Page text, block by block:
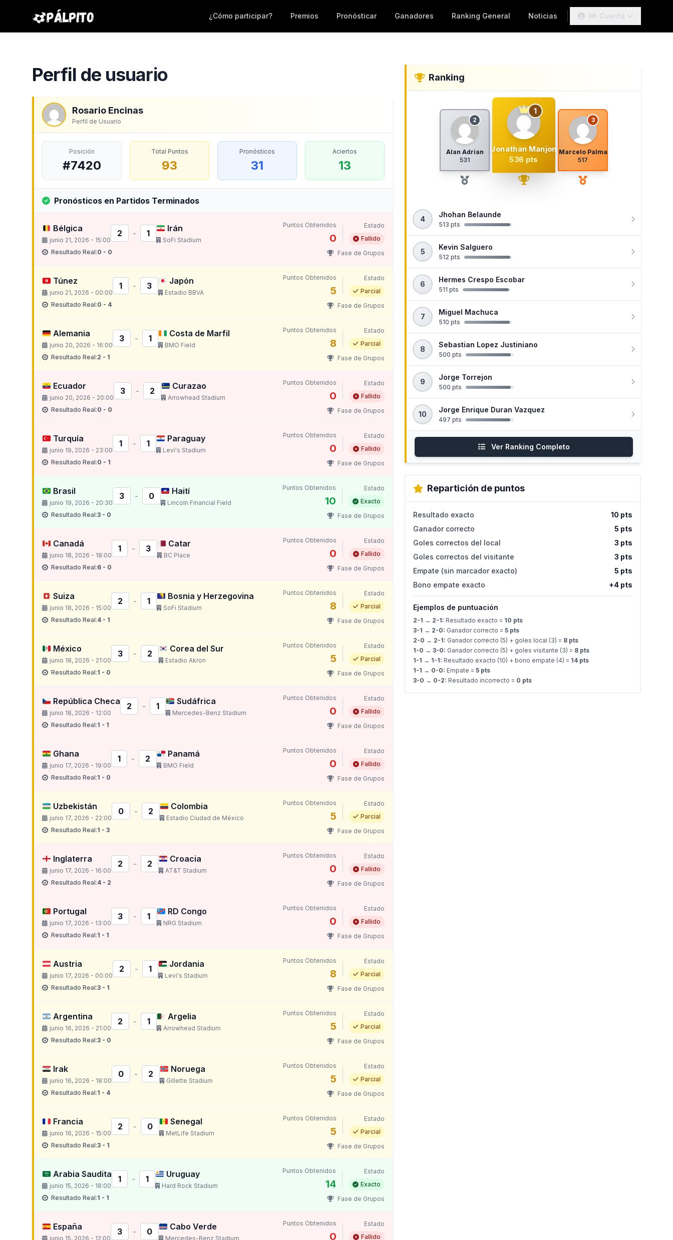
¿Cómo participar? Premios Pronósticar Ganadores Ranking General Noticias Mi Cuenta
Perfil de usuario
Rosario Encinas
Perfil de Usuario
Posición
#7420
Total Puntos
93
Pronósticos
31
Aciertos
13
Pronósticos en Partidos Terminados
Bélgica
junio 21, 2026 - 15:00
2 - 1 Irán
SoFi Stadium
Resultado Real:0 - 0
Puntos Obtenidos
0
Estado
Fallido
Fase de Grupos
Túnez
junio 21, 2026 - 00:00
1 - 3 Japón
Estadio BBVA
Resultado Real:0 - 4
Puntos Obtenidos
5
Estado
Parcial
Fase de Grupos
Alemania
junio 20, 2026 - 16:00
3 - 1 Costa de Marfil
BMO Field
Resultado Real:2 - 1
Puntos Obtenidos
8
Estado
Parcial
Fase de Grupos
Ecuador
junio 20, 2026 - 20:00
3 - 2 Curazao
Arrowhead Stadium
Resultado Real:0 - 0
Puntos Obtenidos
0
Estado
Fallido
Fase de Grupos
Turquía
junio 19, 2026 - 23:00
1 - 1 Paraguay
Levi's Stadium
Resultado Real:0 - 1
Puntos Obtenidos
0
Estado
Fallido
Fase de Grupos
Brasil
junio 19, 2026 - 20:30
3 - 0 Haití
Lincoln Financial Field
Resultado Real:3 - 0
Puntos Obtenidos
10
Estado
Exacto
Fase de Grupos
Canadá
junio 18, 2026 - 18:00
1 - 3 Catar
BC Place
Resultado Real:6 - 0
Puntos Obtenidos
0
Estado
Fallido
Fase de Grupos
Suiza
junio 18, 2026 - 15:00
2 - 1 Bosnia y Herzegovina
SoFi Stadium
Resultado Real:4 - 1
Puntos Obtenidos
8
Estado
Parcial
Fase de Grupos
México
junio 18, 2026 - 21:00
3 - 2 Corea del Sur
Estadio Akron
Resultado Real:1 - 0
Puntos Obtenidos
5
Estado
Parcial
Fase de Grupos
República Checa
junio 18, 2026 - 12:00
2 - 1 Sudáfrica
Mercedes-Benz Stadium
Resultado Real:1 - 1
Puntos Obtenidos
0
Estado
Fallido
Fase de Grupos
Ghana
junio 17, 2026 - 19:00
1 - 2 Panamá
BMO Field
Resultado Real:1 - 0
Puntos Obtenidos
0
Estado
Fallido
Fase de Grupos
Uzbekistán
junio 17, 2026 - 22:00
0 - 2 Colombia
Estadio Ciudad de México
Resultado Real:1 - 3
Puntos Obtenidos
5
Estado
Parcial
Fase de Grupos
Inglaterra
junio 17, 2026 - 16:00
2 - 2 Croacia
AT&T Stadium
Resultado Real:4 - 2
Puntos Obtenidos
0
Estado
Fallido
Fase de Grupos
Portugal
junio 17, 2026 - 13:00
3 - 1 RD Congo
NRG Stadium
Resultado Real:1 - 1
Puntos Obtenidos
0
Estado
Fallido
Fase de Grupos
Austria
junio 17, 2026 - 00:00
2 - 1 Jordania
Levi's Stadium
Resultado Real:3 - 1
Puntos Obtenidos
8
Estado
Parcial
Fase de Grupos
Argentina
junio 16, 2026 - 21:00
2 - 1 Argelia
Arrowhead Stadium
Resultado Real:3 - 0
Puntos Obtenidos
5
Estado
Parcial
Fase de Grupos
Irak
junio 16, 2026 - 18:00
0 - 2 Noruega
Gillette Stadium
Resultado Real:1 - 4
Puntos Obtenidos
5
Estado
Parcial
Fase de Grupos
Francia
junio 16, 2026 - 15:00
2 - 0 Senegal
MetLife Stadium
Resultado Real:3 - 1
Puntos Obtenidos
5
Estado
Parcial
Fase de Grupos
Arabia Saudita
junio 15, 2026 - 18:00
1 - 1 Uruguay
Hard Rock Stadium
Resultado Real:1 - 1
Puntos Obtenidos
14
Estado
Exacto
Fase de Grupos
España
junio 15, 2026 - 12:00
3 - 0 Cabo Verde
Mercedes-Benz Stadium
Puntos Obtenidos
0
Estado
Fallido
Ranking
2
Alan Adrian
531
1
Jonathan Manjon
536 pts
3
Marcelo Palma
517
4
Jhohan Belaunde
513 pts
5
Kevin Salguero
512 pts
6
Hermes Crespo Escobar
511 pts
7
Miguel Machuca
510 pts
8
Sebastian Lopez Justiniano
500 pts
9
Jorge Torrejon
500 pts
10
Jorge Enrique Duran Vazquez
497 pts
Ver Ranking Completo
Repartición de puntos
Resultado exacto
10 pts
Ganador correcto
5 pts
Goles correctos del local
3 pts
Goles correctos del visitante
3 pts
Empate (sin marcador exacto)
5 pts
Bono empate exacto
+4 pts
Ejemplos de puntuación
2-1 → 2-1: Resultado exacto = 10 pts
3-1 → 2-0: Ganador correcto = 5 pts
2-0 → 2-1: Ganador correcto (5) + goles local (3) = 8 pts
1-0 → 3-0: Ganador correcto (5) + goles visitante (3) = 8 pts
1-1 → 1-1: Resultado exacto (10) + bono empate (4) = 14 pts
1-1 → 0-0: Empate = 5 pts
3-0 → 0-2: Resultado incorrecto = 0 pts